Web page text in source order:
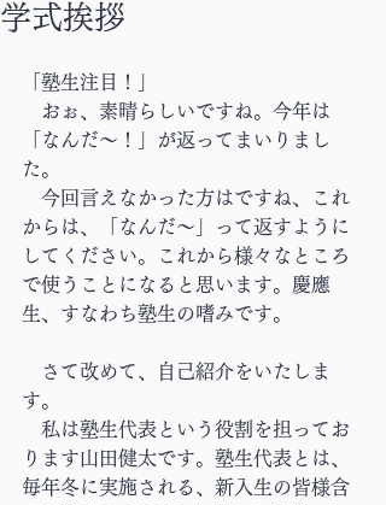
学式挨拶
「塾生注目！」
おぉ、素晴らしいですね。今年は
「なんだ～！」が返ってまいりまし
た。
今回言えなかった方はですね、これ
からは、「なんだ～」って返すように
してください。これから様々なところ
で使うことになると思います。慶應
生、すなわち塾生の嗜みです。
さて改めて、自己紹介をいたしま
す。
私は塾生代表という役割を担ってお
ります山田健太です。塾生代表とは、
毎年冬に実施される、新入生の皆様含